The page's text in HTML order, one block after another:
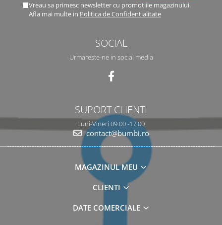
Vreau sa primesc newsletter cu promotiile magazinului.
Afla mai multe in Politica de Confidentialitate
SOCIAL
Urmareste-ne in social media
SUPORT CLIENTI
Luni-Vineri 09:00 -17:00
contact@bumbi.ro
MAGAZINUL MEU
CLIENTI
DATE COMERCIALE